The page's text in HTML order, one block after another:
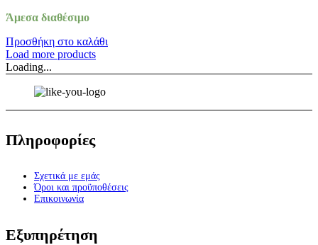
was:
τιμή
€72,50.
Άμεσα διαθέσιμο
Προσθήκη στο καλάθι
Load more products
Loading...
Πληροφορίες
Σχετικά με εμάς
Όροι και προϋποθέσεις
Επικοινωνία
Εξυπηρέτηση